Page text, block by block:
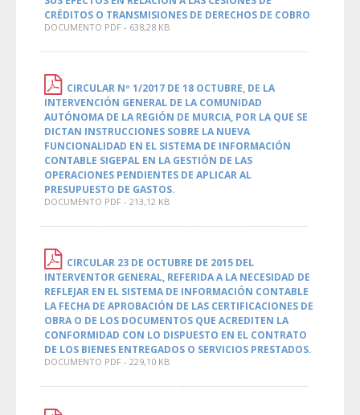
CRÉDITOS O TRANSMISIONES DE DERECHOS DE COBRO
DOCUMENTO PDF - 638,28 KB
CIRCULAR Nº 1/2017 DE 18 OCTUBRE, DE LA
INTERVENCIÓN GENERAL DE LA COMUNIDAD
AUTÓNOMA DE LA REGIÓN DE MURCIA, POR LA QUE SE
DICTAN INSTRUCCIONES SOBRE LA NUEVA
FUNCIONALIDAD EN EL SISTEMA DE INFORMACIÓN
CONTABLE SIGEPAL EN LA GESTIÓN DE LAS
OPERACIONES PENDIENTES DE APLICAR AL
PRESUPUESTO DE GASTOS.
DOCUMENTO PDF - 213,12 KB
CIRCULAR 23 DE OCTUBRE DE 2015 DEL
INTERVENTOR GENERAL, REFERIDA A LA NECESIDAD DE
REFLEJAR EN EL SISTEMA DE INFORMACIÓN CONTABLE
LA FECHA DE APROBACIÓN DE LAS CERTIFICACIONES DE
OBRA O DE LOS DOCUMENTOS QUE ACREDITEN LA
CONFORMIDAD CON LO DISPUESTO EN EL CONTRATO
DE LOS BIENES ENTREGADOS O SERVICIOS PRESTADOS.
DOCUMENTO PDF - 229,10 KB